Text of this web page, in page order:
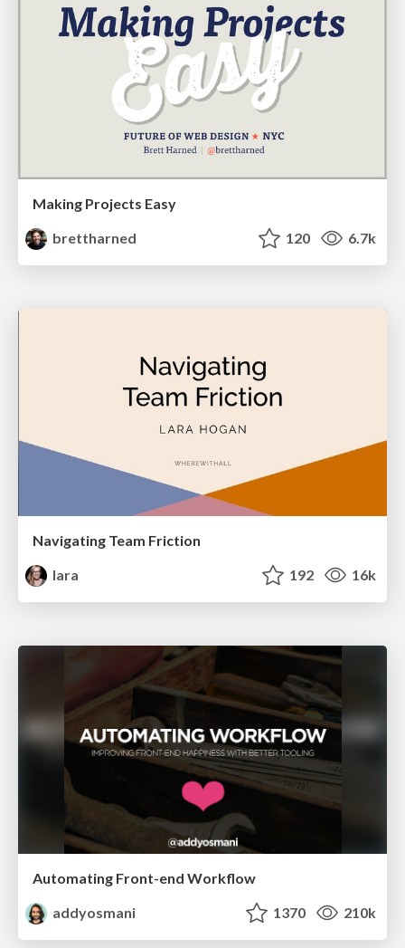
Making Projects Easy
brettharned
120 6.7k
Navigating Team Friction
lara
192 16k
Automating Front-end Workflow
addyosmani
1370 210k